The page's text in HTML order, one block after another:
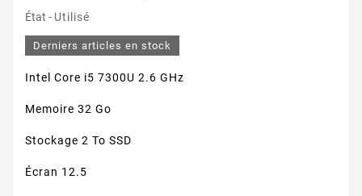
État - Utilisé
Derniers articles en stock
Intel Core i5 7300U 2.6 GHz
Memoire 32 Go
Stockage 2 To SSD
Écran 12.5